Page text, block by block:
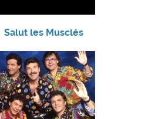
Salut les Musclés